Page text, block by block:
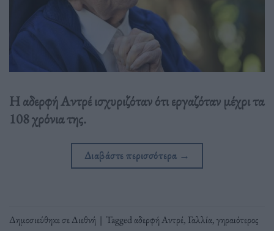
Η αδερφή Αντρέ ισχυριζόταν ότι εργαζόταν μέχρι τα
108 χρόνια της.
Διαβάστε περισσότερα →
Δημοσιεύθηκε σεΔιεθνή | Taggedαδερφή Αντρέ, Γαλλία,γηραιότερος